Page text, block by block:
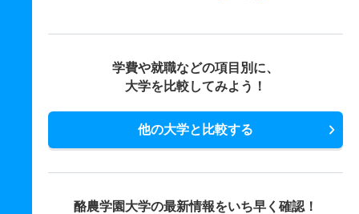
学費や就職などの項目別に、
大学を比較してみよう！
他の大学と比較する
酪農学園大学の最新情報をいち早く確認！